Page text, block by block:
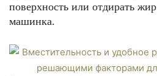
поверхность или отдирать
машинка.